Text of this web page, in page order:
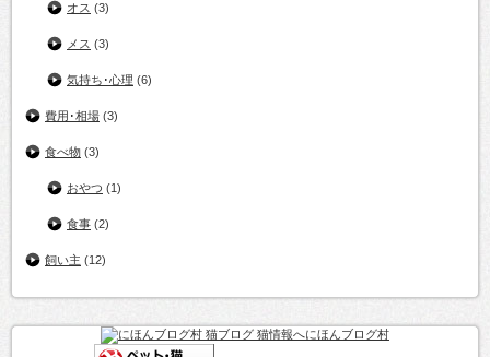
オス (3)
メス (3)
気持ち･心理 (6)
費用･相場 (3)
食べ物 (3)
おやつ (1)
食事 (2)
飼い主 (12)
にほんブログ村